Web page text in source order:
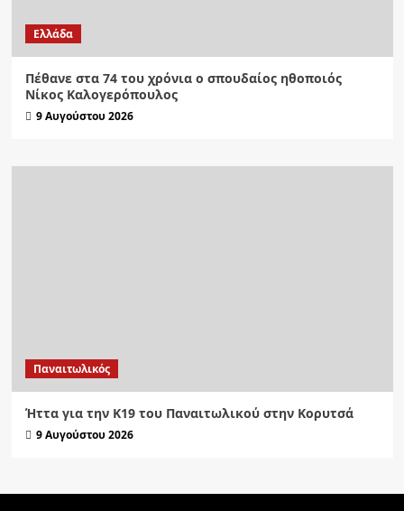
Ελλάδα
Πέθανε στα 74 του χρόνια ο σπουδαίος ηθοποιός
Νίκος Καλογερόπουλος
9 Αυγούστου 2026
Παναιτωλικός
Ήττα για την Κ19 του Παναιτωλικού στην Κορυτσά
9 Αυγούστου 2026